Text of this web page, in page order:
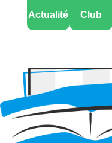
Actualité Club